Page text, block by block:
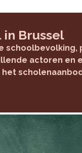
nieuwe
zijn
scholen
in Brussel
schoolbevolking,
actoren en